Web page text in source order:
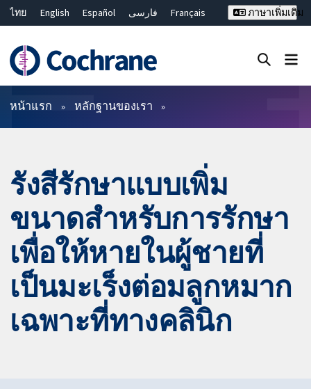
ไทย English Español فارسی
Français
Bahasa Malaysia
繁體中文 简体中文
ภาษาเพิ่มเติม
ตัวกรอง
หน้าแรก หลักฐานของเรา
รังสีรักษาแบบเพิ่ม
ขนาดสำหรับการรักษา
เพื่อให้หายในผู้ชายที่
เป็นมะเร็งต่อมลูกหมาก
เฉพาะที่ทางคลินิก